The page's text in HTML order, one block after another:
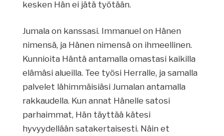
kesken Hän ei jätä työtään.
Jumala on kanssasi. Immanuel on Hänen
nimensä, ja Hänen nimensä on ihmeellinen.
Kunnioita Häntä antamalla omastasi kaikilla
elämäsi alueilla. Tee työsi Herralle, ja samalla
palvelet lähimmäisiäsi Jumalan antamalla
rakkaudella. Kun annat Hänelle satosi
parhaimmat, Hän täyttää kätesi
hyvyydellään satakertaisesti. Näin et